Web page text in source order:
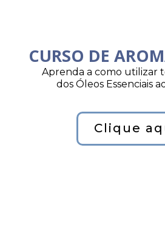
CURSO DE
Aprenda a como utilizar
dos Óleos Essenciais
Clique